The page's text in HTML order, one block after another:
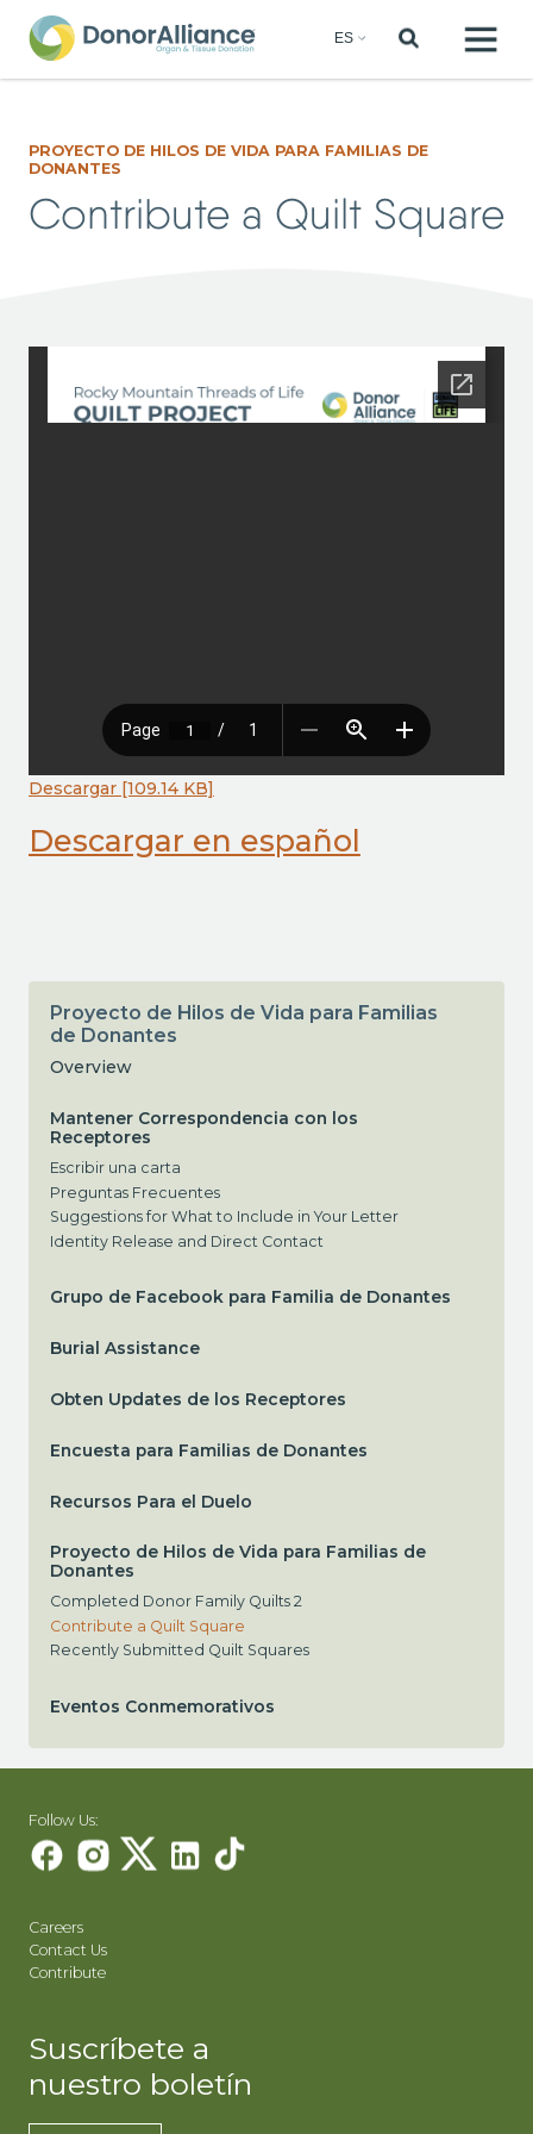
PROYECTO DE HILOS DE VIDA PARA FAMILIAS DE
DONANTES
Contribute a Quilt Square
Descargar [109.14 KB]
Descargar en español
Proyecto de Hilos de Vida para Familias
de Donantes
Overview
Mantener Correspondencia con los
Receptores
Escribir una carta
Preguntas Frecuentes
Suggestions for What to Include in Your Letter
Identity Release and Direct Contact
Grupo de Facebook para Familia de Donantes
Burial Assistance
Obten Updates de los Receptores
Encuesta para Familias de Donantes
Recursos Para el Duelo
Proyecto de Hilos de Vida para Familias de
Donantes
Completed Donor Family Quilts 2
Contribute a Quilt Square
Recently Submitted Quilt Squares
Eventos Conmemorativos
Follow Us:
Careers
Contact Us
Contribute
Suscríbete a
nuestro boletín